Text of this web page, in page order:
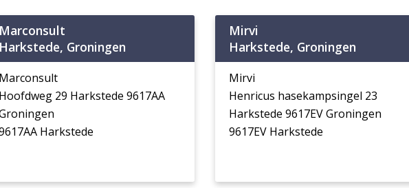
Marconsult
Harkstede, Groningen
Marconsult
Hoofdweg 29 Harkstede 9617AA
Harkstede
Mirvi
Harkstede, Groningen
Mirvi
Henricus hasekampsingel 23
Harkstede 9617EV Groningen
9617EV Harkstede